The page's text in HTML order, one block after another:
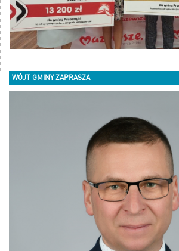
WÓJT GMINY ZAPRASZA